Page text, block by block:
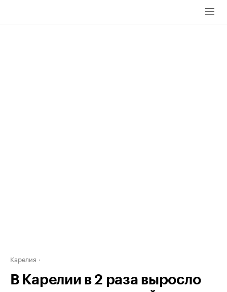
Карелия
В Карелии в 2 раза выросло